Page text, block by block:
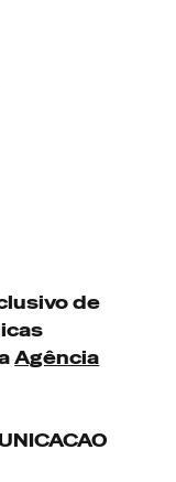
de
Agência